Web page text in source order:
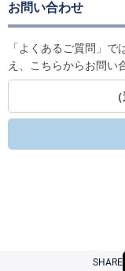
お問い合わせ
「よくあるご質問」
え、こちらからお問い
SHARE